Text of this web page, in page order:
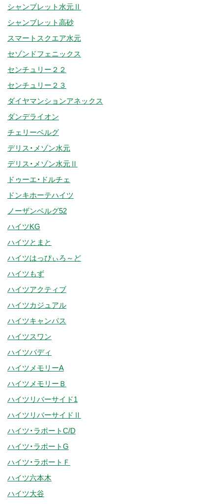
シャンブレット水元Ⅱ
シャンブレット高砂
スマートスクエア水元
セゾンドフェニックス
センチュリー２２
センチュリー２３
ダイヤマンションアネックス
ダンデライオン
チェリーベルグ
デリス・メゾン水元
デリス・メゾン水元Ⅱ
ドゥーエ・ドルチェ
ドンキホーテハイツ
ノーザンベルグ52
ハイツKG
ハイツとまと
ハイツはっぴぃろ～ど
ハイツもず
ハイツアクティブ
ハイツカジュアル
ハイツキャンパス
ハイツスワン
ハイツバディ
ハイツメモリーA
ハイツメモリーＢ
ハイツリバーサイド1
ハイツリバーサイドⅡ
ハイツ・ラポートC/D
ハイツ・ラポートG
ハイツ・ラポートＦ
ハイツ六本木
ハイツ大谷